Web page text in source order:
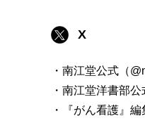
X
・南江堂公式（
・南江堂洋書部
・『がん看護』